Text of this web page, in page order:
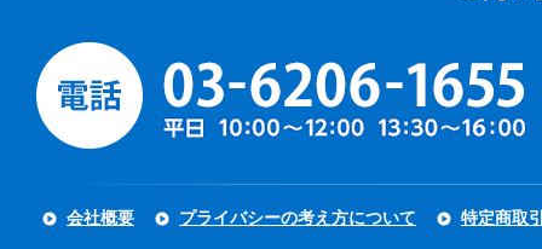
会社概要 プライバシーの考え方について 特定商取